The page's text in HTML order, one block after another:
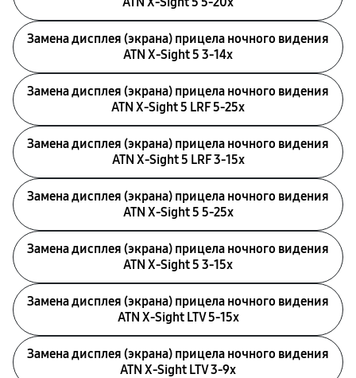
Замена дисплея (экрана) прицела ночного видения
ATN X-Sight 5 3-14x
Замена дисплея (экрана) прицела ночного видения
ATN X-Sight 5 LRF 5-25x
Замена дисплея (экрана) прицела ночного видения
ATN X-Sight 5 LRF 3-15x
Замена дисплея (экрана) прицела ночного видения
ATN X-Sight 5 5-25x
Замена дисплея (экрана) прицела ночного видения
ATN X-Sight 5 3-15x
Замена дисплея (экрана) прицела ночного видения
ATN X-Sight LTV 5-15x
Замена дисплея (экрана) прицела ночного видения
ATN X-Sight LTV 3-9x